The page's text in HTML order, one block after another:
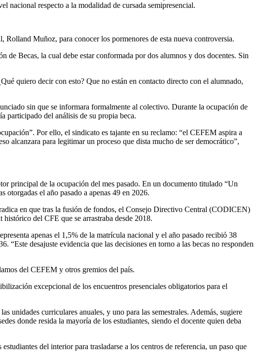
nacional respecto a la modalidad de cursada semipresencial.
Muñoz, para conocer los pormenores de esta nueva controversia.
Becas, la cual debe estar conformada por dos alumnos y dos docentes. Sin
quiero decir con esto? Que no están en contacto directo con el alumnado,
sin que se informara formalmente al colectivo. Durante la ocupación de
participado del análisis de su propia beca.
Por ello, el sindicato es tajante en su reclamo: “el CEFEM aspira a
alcanzara para legitimar un proceso que dista mucho de ser democrático”,
principal de la ocupación del mes pasado. En un documento titulado “Un
el año pasado a apenas 49 en 2026.
en que tras la fusión de fondos, el Consejo Directivo Central (CODICEN)
del CFE que se arrastraba desde 2018.
apenas el 1,5% de la matrícula nacional y el año pasado recibió 38
desajuste evidencia que las decisiones en torno a las becas no responden
del CEFEM y otros gremios del país.
excepcional de los encuentros presenciales obligatorios para el
unidades curriculares anuales, y uno para las semestrales. Además, sugiere
donde resida la mayoría de los estudiantes, siendo el docente quien deba
del interior para trasladarse a los centros de referencia, un paso que